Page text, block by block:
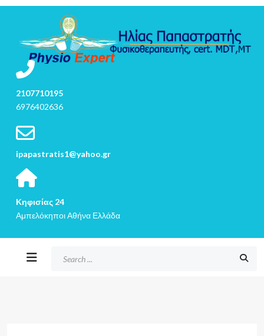
2107710195
6976402636
ipapastratis1@yahoo.gr
Κηφισίας 24
Αμπελόκηποι Αθήνα Ελλάδα